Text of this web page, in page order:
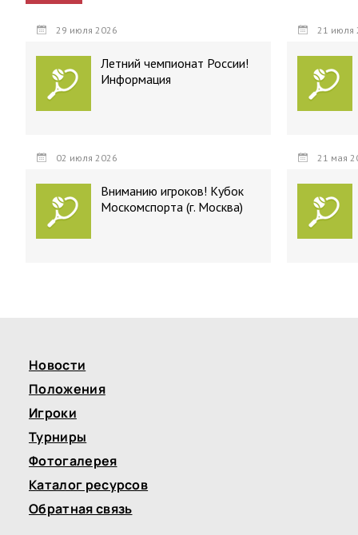
29 июля 2026
Летний чемпионат России!
Информация
21 июля
02 июля 2026
Вниманию игроков! Кубок
Москомспорта (г. Москва)
21 мая
Новости
Положения
Игроки
Турниры
Фотогалерея
Каталог ресурсов
Обратная связь